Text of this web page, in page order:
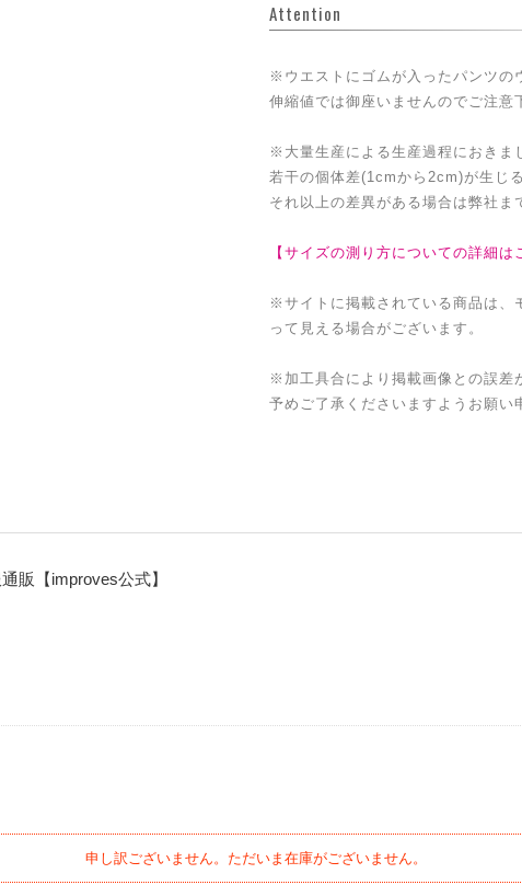
Attention
※ウエストにゴムが入ったパンツの
伸縮値では御座いませんのでご注意
※大量生産による生産過程におきま
若干の個体差(1cmから2cm)が生じ
それ以上の差異がある場合は弊社ま
【サイズの測り方についての詳細は
※サイトに掲載されている商品は、
って見える場合がございます。
※加工具合により掲載画像との誤差
予めご了承くださいますようお願い
販【improves公式】
申し訳ございません。ただいま在庫がございません。